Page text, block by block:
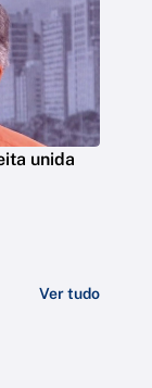
unida
Ver tudo